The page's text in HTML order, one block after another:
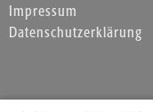
Impressum
Datenschutzerklärung